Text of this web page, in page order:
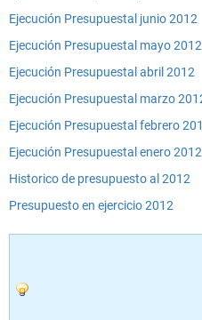
Ejecución Presupuestal junio 2012
Ejecución Presupuestal mayo 2012
Ejecución Presupuestal abril 2012
Ejecución Presupuestal marzo
Ejecución Presupuestal febrero
Ejecución Presupuestal enero 2012
Historico de presupuesto al 2012
Presupuesto en ejercicio 2012